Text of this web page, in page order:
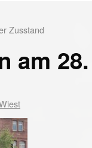
Zusstand
am